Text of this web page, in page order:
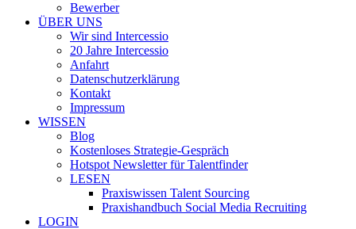
Bewerber
ÜBER UNS
Wir sind Intercessio
20 Jahre Intercessio
Anfahrt
Datenschutzerklärung
Kontakt
Impressum
WISSEN
Blog
Kostenloses Strategie-Gespräch
Hotspot Newsletter für Talentfinder
LESEN
Praxiswissen Talent Sourcing
Praxishandbuch Social Media Recruiting
LOGIN